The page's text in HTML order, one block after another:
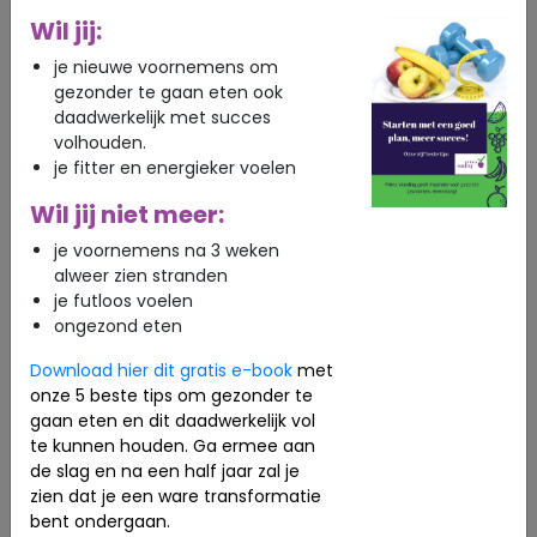
Ook moeten producenten altijd aangeven om
welk type insect het precies gaat. Dat is ook van
belang omdat sommige mensen mogelijk
allergisch zijn voor insecten, al moet dat nog
verder worden onderzocht. Het zou vooral gaan
om mensen die allergisch zijn voor schaal- en
Naamgeving
Als een product insecten bevat dan wordt dat op
het etiket niet alleen vermeld met de Latijnse
naam van het insect, maar ook met de naam
die gebruikt wordt in het land waar het product
wordt verkocht.
Het gebruik van insecten in voedingsmiddelen
voor consumenten is trouwens niet nieuw. Een
rode kleurstof die bijvoorbeeld gebruikt wordt om
roze koeken hun kleur te geven, wordt verkregen
uit bladluizen.
Wil jij:
je nieuwe voornemens om
gezonder te gaan eten ook
daadwerkelijk met succes
volhouden.
je fitter en energieker voelen
Wil jij niet meer:
je voornemens na 3 weken
alweer zien stranden
je futloos voelen
ongezond eten
Download hier dit gratis e-book met
onze 5 beste tips om gezonder te
gaan eten en dit daadwerkelijk vol
te kunnen houden. Ga ermee aan
de slag en na een half jaar zal je
zien dat je een ware transformatie
bent ondergaan.